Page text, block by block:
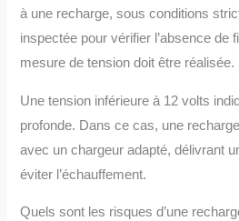
à une recharge, sous conditions
inspectée pour vérifier l’absence de
mesure de tension doit être réalisée.
Une tension inférieure à 12 volts
profonde. Dans ce cas, une
avec un chargeur adapté, délivrant
éviter l’échauffement.
Quels sont les risques d’une